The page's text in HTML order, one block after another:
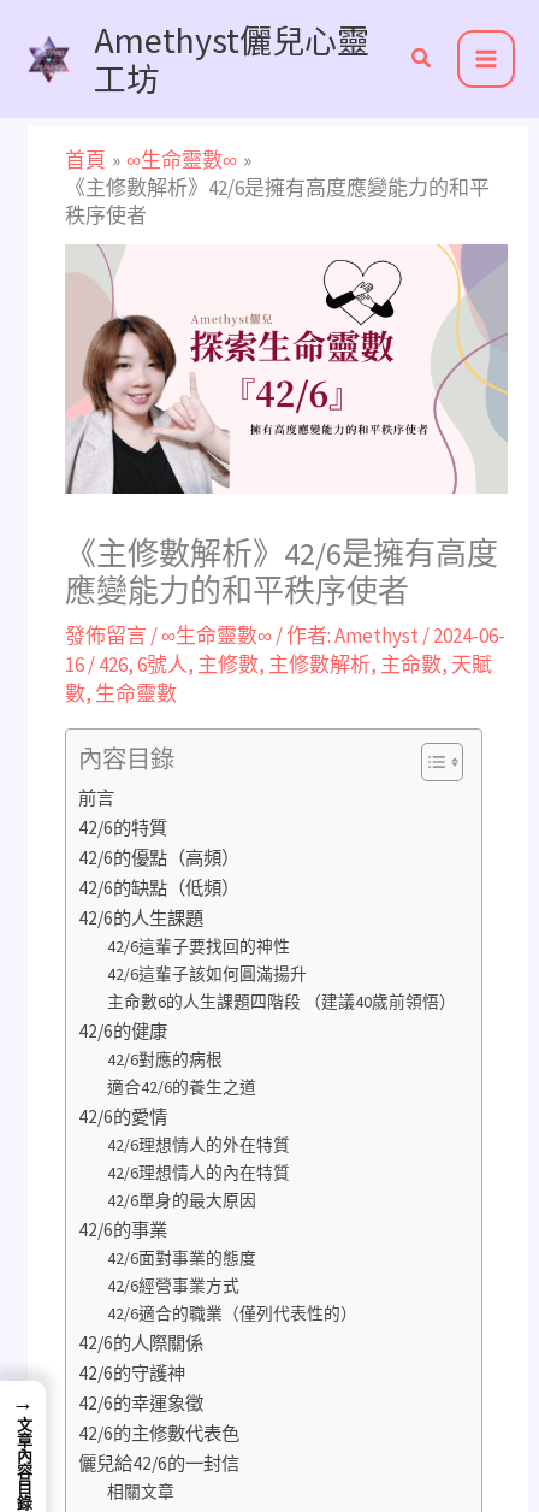
Amethyst儷兒心靈
工坊
首頁
∞生命靈數∞
《主修數解析》42/6是擁有高度應變能力的和平
秩序使者
《主修數解析》42/6是擁有高度
應變能力的和平秩序使者
發佈留言/∞生命靈數∞/ 作者:Amethyst /2024-06-
16/426,6號人, 主修數, 主修數解析, 主命數, 天賦
數, 生命靈數
內容目錄
前言
42/6的特質
42/6的優點（高頻）
42/6的缺點（低頻）
42/6的人生課題
42/6這輩子要找回的神性
42/6這輩子該如何圓滿揚升
主命數6的人生課題四階段 （建議40歲前領悟）
42/6的健康
42/6對應的病根
適合42/6的養生之道
42/6的愛情
42/6理想情人的外在特質
42/6理想情人的內在特質
42/6單身的最大原因
42/6的事業
42/6面對事業的態度
42/6經營事業方式
42/6適合的職業（僅列代表性的）
42/6的人際關係
42/6的守護神
42/6的幸運象徵
42/6的主修數代表色
儷兒給42/6的一封信
相關文章
→
文章內容目錄